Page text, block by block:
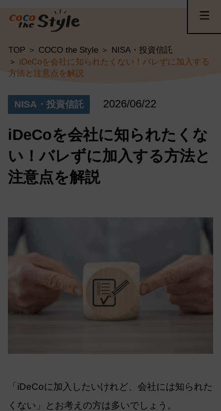
TOP COCO the Style
NISA・投資信託
iDeCoを会社に知られたくない！バレずに加入する
方法と注意点を解説
NISA・投資信託 2026/06/22
iDeCoを会社に知られたくな
い！バレずに加入する方法と
注意点を解説
「iDeCoに加入したいけれど、会社には知られた
くない」とお考えの方は多いでしょう。